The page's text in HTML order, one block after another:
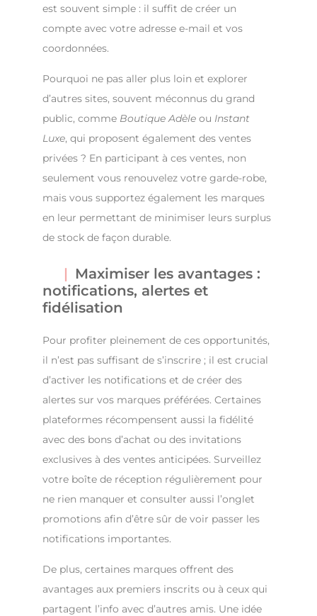
est souvent simple : il suffit de créer un
compte avec votre adresse e-mail et vos
coordonnées.
Pourquoi ne pas aller plus loin et explorer
d’autres sites, souvent méconnus du grand
public, comme Boutique Adèle ou Instant
Luxe, qui proposent également des ventes
privées ? En participant à ces ventes, non
seulement vous renouvelez votre garde-robe,
mais vous supportez également les marques
en leur permettant de minimiser leurs surplus
de stock de façon durable.
Maximiser les avantages :
notifications, alertes et
fidélisation
Pour profiter pleinement de ces opportunités,
il n’est pas suffisant de s’inscrire ; il est crucial
d’activer les notifications et de créer des
alertes sur vos marques préférées. Certaines
plateformes récompensent aussi la fidélité
avec des bons d’achat ou des invitations
exclusives à des ventes anticipées. Surveillez
votre boîte de réception régulièrement pour
ne rien manquer et consulter aussi l’onglet
promotions afin d’être sûr de voir passer les
notifications importantes.
De plus, certaines marques offrent des
avantages aux premiers inscrits ou à ceux qui
partagent l’info avec d’autres amis. Une idée